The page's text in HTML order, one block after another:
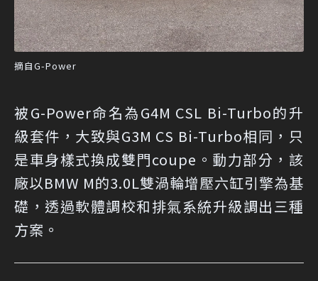
摘自G-Power
被G-Power命名為G4M CSL Bi-Turbo的升
級套件，大致與G3M CS Bi-Turbo相同，只
是車身樣式換成雙門coupe。動力部分，該
廠以BMW M的3.0L雙渦輪增壓六缸引擎為基
礎，透過軟體調校和排氣系統升級調出三種
方案。